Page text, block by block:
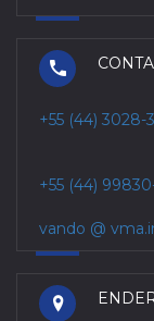
+55 (44) 3028-
+55 (44)
vando @